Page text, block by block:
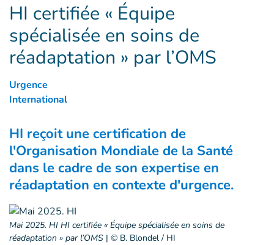
HI certifiée « Équipe
spécialisée en soins de
réadaptation » par l’OMS
Urgence
International
HI reçoit une certification de
l'Organisation Mondiale de la Santé
dans le cadre de son expertise en
réadaptation en contexte d'urgence.
Mai 2025. HI HI certifiée « Équipe spécialisée en soins de
réadaptation » par l’OMS | © B. Blondel / HI